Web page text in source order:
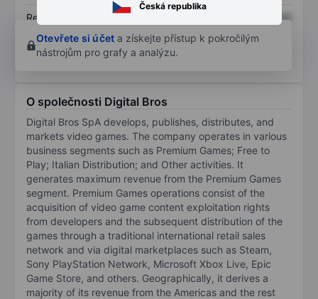
Česká republika
Rentabilita kapitálu
XXXXXXX
Otevřete si účet a získejte přístup k pokročilým
nástrojům pro grafy a analýzu.
O společnosti Digital Bros
Digital Bros SpA develops, publishes, distributes, and
markets video games. The company operates in various
business segments such as Premium Games; Free to
Play; Italian Distribution; and Other activities. It
generates maximum revenue from the Premium Games
segment. Premium Games operations consist of the
acquisition of video game content exploitation rights
from developers and the subsequent distribution of the
games through a traditional international retail sales
network and via digital marketplaces such as Steam,
Sony PlayStation Network, Microsoft Xbox Live, Epic
Game Store, and others. Geographically, it derives a
majority of its revenue from the Americas and the rest